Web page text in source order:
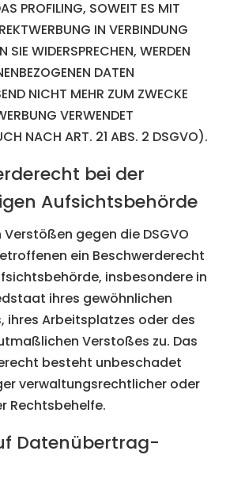
PROFILING, SOWEIT ES MIT
IN VERBINDUNG
SIE WIDERSPRECHEN, WERDEN
DATEN
NICHT MEHR ZUM ZWECKE
VERWENDET
NACH ART. 21 ABS. 2 DSGVO).
bei der
Aufsichts­behörde
Verstößen gegen die DSGVO
ein Beschwerderecht
insbesondere in
ihres gewöhnlichen
ihres Arbeitsplatzes oder des
Verstoßes zu. Das
besteht unbeschadet
verwaltungsrechtlicher oder
Rechtsbehelfe.
Daten­übertrag­